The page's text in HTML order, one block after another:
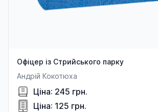
Офіцер із Стрийського парку
Андрій Кокотюха
Ціна: 245 грн.
Ціна: 125 грн.